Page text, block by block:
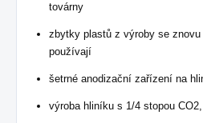
továrny
zbytky plastů z výroby se znovu
používají
šetrné anodizační zařízení na
výroba hliníku s 1/4 stopou